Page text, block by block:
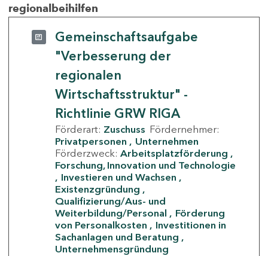
regionalbeihilfen
Gemeinschaftsaufgabe
"Verbesserung der
regionalen
Wirtschaftsstruktur" -
Richtlinie GRW RIGA
Förderart: Zuschuss Fördernehmer:
Privatpersonen
Unternehmen
Förderzweck: Arbeitsplatzförderung
Forschung, Innovation und Technologie
Investieren und Wachsen
Existenzgründung
Qualifizierung/Aus- und
Weiterbildung/Personal
Förderung
von Personalkosten
Investitionen in
Sachanlagen und Beratung
Unternehmensgründung